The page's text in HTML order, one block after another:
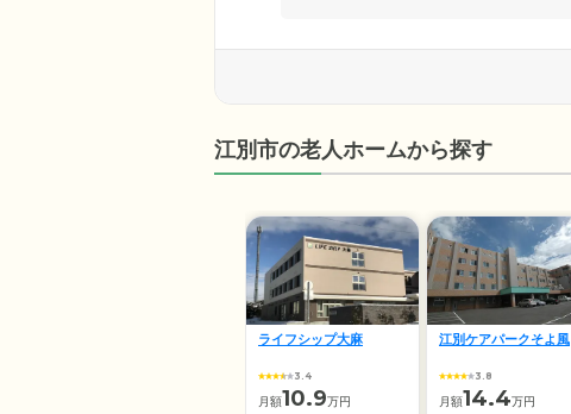
江別市の老人ホームから探す
ライフシップ大麻
3.4
月額10.9万円
江別ケアパークそよ風
3.8
月額14.4万円